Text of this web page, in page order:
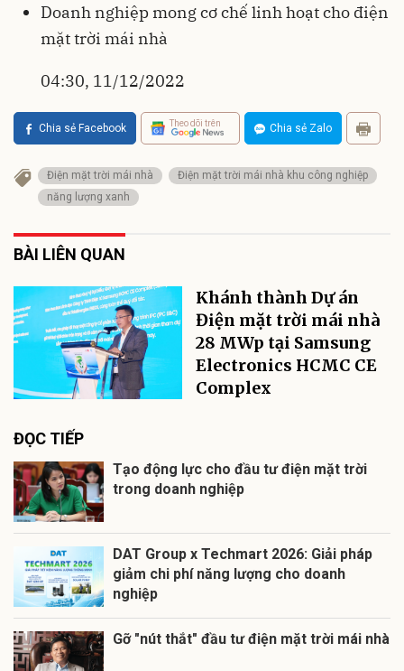
Doanh nghiệp mong cơ chế linh hoạt cho điện
mặt trời mái nhà
04:30, 11/12/2022
Chia sẻ Facebook Theo dõi trên Chia sẻ Zalo
Điện mặt trời mái nhà
Điện mặt trời mái nhà khu công nghiệp
năng lượng xanh
BÀI LIÊN QUAN
Khánh thành Dự án
Điện mặt trời mái nhà
28 MWp tại Samsung
Electronics HCMC CE
Complex
ĐỌC TIẾP
Tạo động lực cho đầu tư điện mặt trời
trong doanh nghiệp
DAT Group x Techmart 2026: Giải pháp
giảm chi phí năng lượng cho doanh
nghiệp
Gỡ "nút thắt" đầu tư điện mặt trời mái nhà